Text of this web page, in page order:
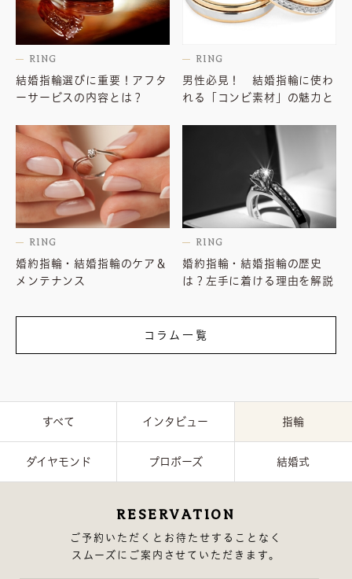
RING
結婚指輪選びに重要！アフタ
ーサービスの内容とは？
RING
男性必見！ 結婚指輪に使わ
れる「コンビ素材」の魅力と
RING
婚約指輪・結婚指輪のケア＆
メンテナンス
RING
婚約指輪・結婚指輪の歴史
は？左手に着ける理由を解説
コラム一覧
すべて インタビュー 指輪
ダイヤモンド プロポーズ 結婚式
RESERVATION
ご予約いただくとお待たせすることなく
スムーズにご案内させていただきます。